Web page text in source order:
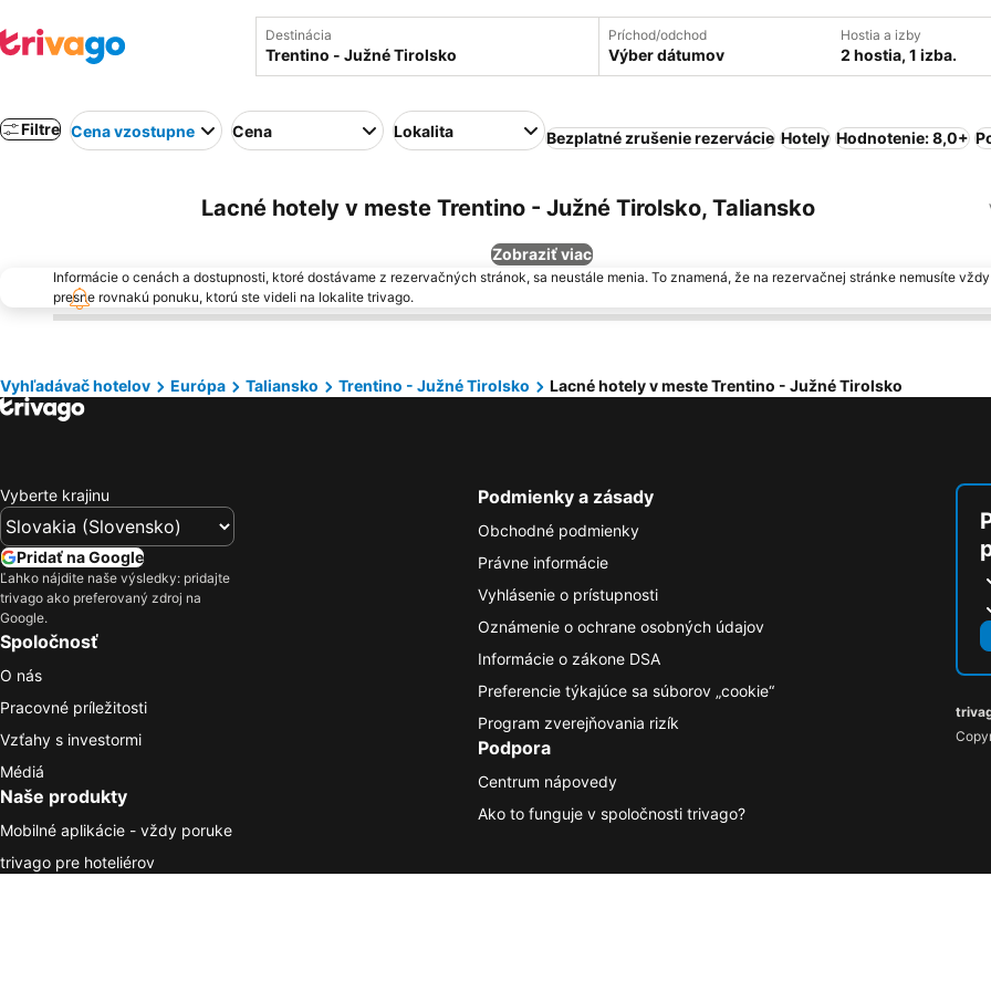
Destinácia Príchod/odchod
Výber dátumov
Hostia a izby
2 hostia, 1 izba.
Filtre Cena vzostupne Cena Lokalita Bezplatné zrušenie rezervácie Hotely Hodnotenie: 8,0+
Lacné hotely v meste Trentino - Južné Tirolsko, Taliansko
Zobraziť viac
Informácie o cenách a dostupnosti, ktoré dostávame z rezervačných stránok, sa neustále menia. To znamená, že na rezervačnej stránke nemusíte
presne rovnakú ponuku, ktorú ste videli na lokalite trivago.
Vyhľadávač hotelov Európa Taliansko Trentino - Južné Tirolsko Lacné hotely v meste Trentino - Južné Tirolsko
Vyberte krajinu
Pridať na Google
Ľahko nájdite naše výsledky: pridajte
trivago ako preferovaný zdroj na
Google.
Spoločnosť
O nás
Pracovné príležitosti
Vzťahy s investormi
Médiá
Naše produkty
Mobilné aplikácie - vždy poruke
trivago pre hoteliérov
Podmienky a zásady
Obchodné podmienky
Právne informácie
Vyhlásenie o prístupnosti
Oznámenie o ochrane osobných údajov
Informácie o zákone DSA
Preferencie týkajúce sa súborov „cookie“
Program zverejňovania rizík
Podpora
Centrum nápovedy
Ako to funguje v spoločnosti trivago?